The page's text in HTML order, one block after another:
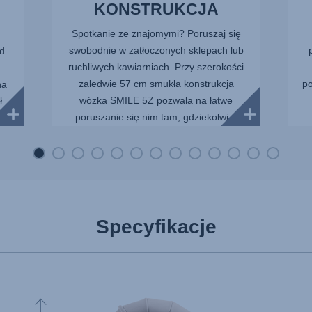
KONSTRUKCJA
Spotkanie ze znajomymi? Poruszaj się
swobodnie w zatłoczonych sklepach lub
ruchliwych kawiarniach. Przy szerokości
zaledwie 57 cm smukła konstrukcja
wózka SMILE 5Z pozwala na łatwe
poruszanie się nim tam, gdziekolwi...
Specyfikacje